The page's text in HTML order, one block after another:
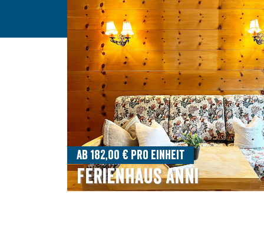
Ab 182,00 € pro Einheit
Ferienhaus Anni